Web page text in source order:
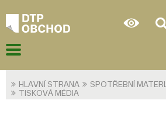
HLAVNÍ STRANA
SPOTŘEBNÍ
TISKOVÁ MÉDIA